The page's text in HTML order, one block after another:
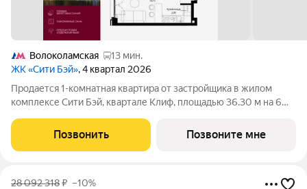
Волоколамская
13 мин.
ЖК «Сити Бэй», 4 квартал 2026
Продается 1-комнатная квартира от застройщика в жилом
комплексе Сити Бэй, квартале Клиф, площадью 36.30 м на 6
пять Клубных домов на первой линии озелененной
набережной Реки Москвы. Со
Позвонить Позвоните мне
28 092 318₽ –10%